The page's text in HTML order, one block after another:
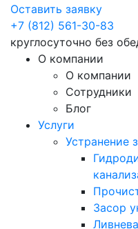
Оставить заявку
+7 (812) 561-30-83
круглосуточно без
О компании
О компании
Сотрудники
Блог
Услуги
Устранение
Засор